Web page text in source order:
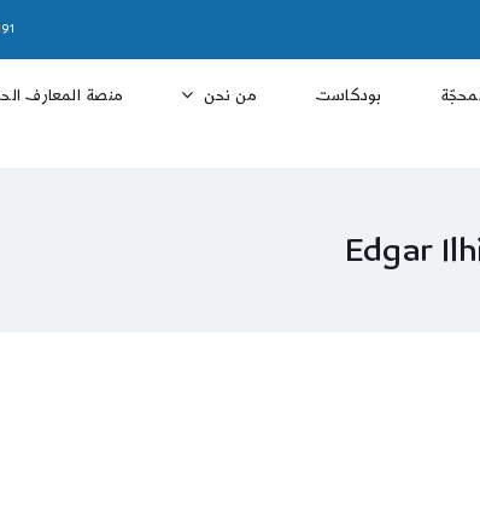
بودكاست من نحن منصة المعارف
Edgar